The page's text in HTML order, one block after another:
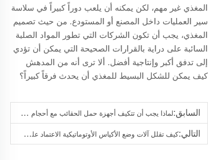
المغذي غير مهم، لكن يمكنه أن يلعب دوراً كبيراً في سلاسة
سير العمليات داخل المصنع أو المستودع. من حيث تصميم
المغذي، يجب أن تكون الشركات التي تطور المواد الصلبة
السائبة على دراية بالقرارات الصحيحة التي يمكن أن تؤدي
إلى تدفق أكبر وإنتاجية أفضل. ألا ترى أنه من المدهش
كيف يمكن للشكل البسيط للمغذي أن يحدث فرقاً كبيراً؟
السابق:لماذا يجب أن تتكيف أجهزة حمل الحقائب مع أحجام متغيرة للحقائب
التالي:كيف تقلل آلات وضع الأكياس الأوتوماتيكية الاعتماد على العمالة اليدوية